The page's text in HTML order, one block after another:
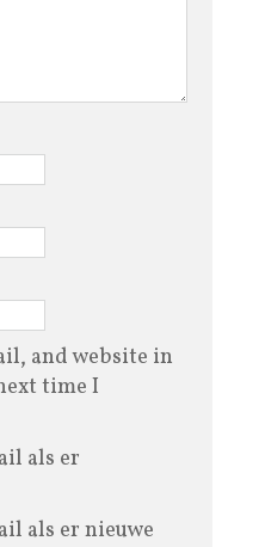
and website in
time I
als er
als er nieuwe